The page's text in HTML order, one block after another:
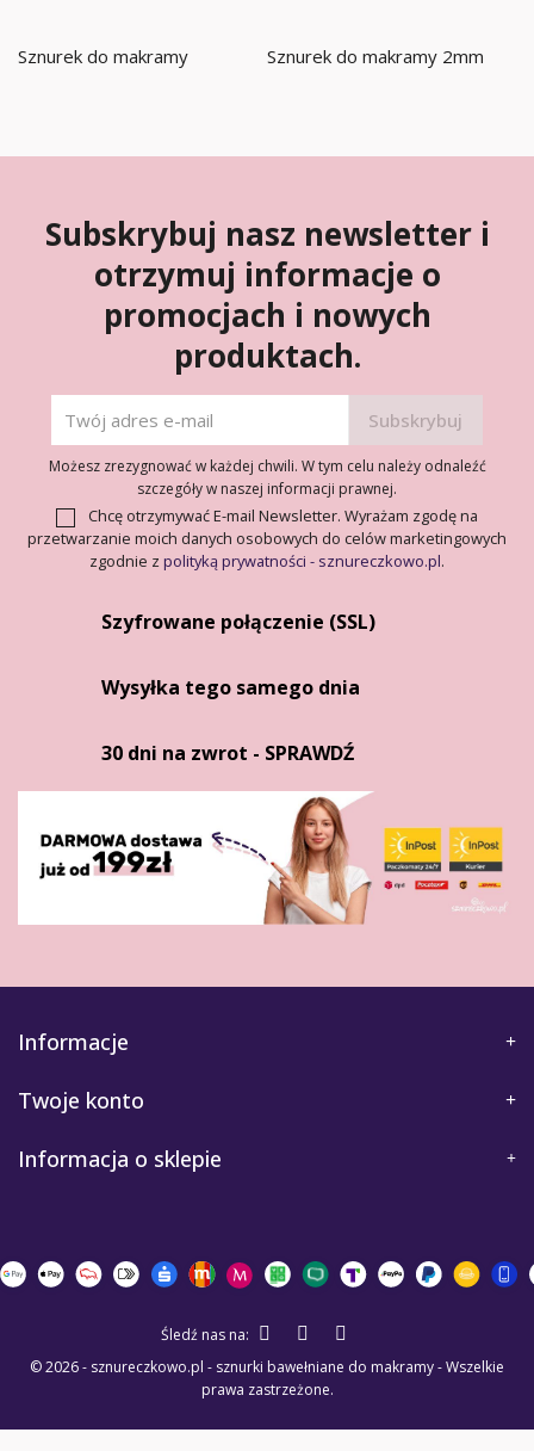
Sznurek do makramy Sznurek do makramy 2mm
Subskrybuj nasz newsletter i
otrzymuj informacje o
promocjach i nowych
produktach.
Możesz zrezygnować w każdej chwili. W tym celu należy odnaleźć
szczegóły w naszej informacji prawnej.
Chcę otrzymywać E-mail Newsletter. Wyrażam zgodę na
przetwarzanie moich danych osobowych do celów marketingowych
zgodnie z polityką prywatności - sznureczkowo.pl.
Szyfrowane połączenie (SSL)
Wysyłka tego samego dnia
30 dni na zwrot - SPRAWDŹ
Informacje
Twoje konto
Informacja o sklepie
© 2026 - sznureczkowo.pl - sznurki bawełniane do makramy - Wszelkie
prawa zastrzeżone.
Śledź nas na: